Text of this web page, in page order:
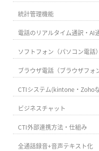
統計管理機能
電話のリアルタイム通訳・AI
ソフトフォン（パソコン電話）
ブラウザ電話（ブラウザフォ
CTIシステム(kintone・Zoho
ビジネスチャット
CTI外部連携方法・仕組み
全通話録音+音声テキスト化